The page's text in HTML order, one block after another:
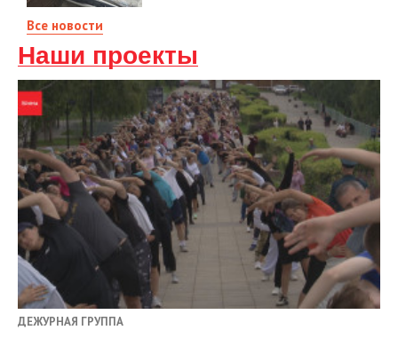
Все новости
Наши проекты
ДЕЖУРНАЯ ГРУППА